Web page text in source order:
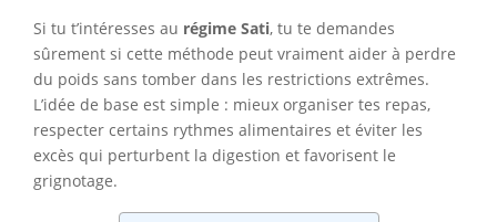
Si tu t’intéresses au régime Sati, tu te demandes
sûrement si cette méthode peut vraiment aider à perdre
du poids sans tomber dans les restrictions extrêmes.
L’idée de base est simple : mieux organiser tes repas,
respecter certains rythmes alimentaires et éviter les
excès qui perturbent la digestion et favorisent le
grignotage.